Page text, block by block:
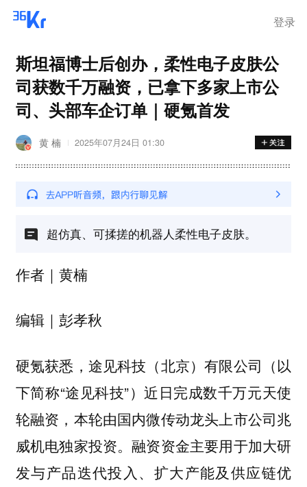
登录
斯坦福博士后创办，柔性电子皮肤公
司获数千万融资，已拿下多家上市公
司、头部车企订单｜硬氪首发
黄 楠 2025年07月24日 01:30
超仿真、可揉搓的机器人柔性电子皮肤。
作者｜黄楠
编辑｜彭孝秋
硬氪获悉，途见科技（北京）有限公司（以
下简称“途见科技”）近日完成数千万元天使
轮融资，本轮由国内微传动龙头上市公司兆
威机电独家投资。融资资金主要用于加大研
发与产品迭代投入、扩大产能及供应链优